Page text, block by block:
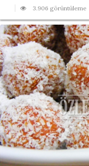
3.906 görüntüleme